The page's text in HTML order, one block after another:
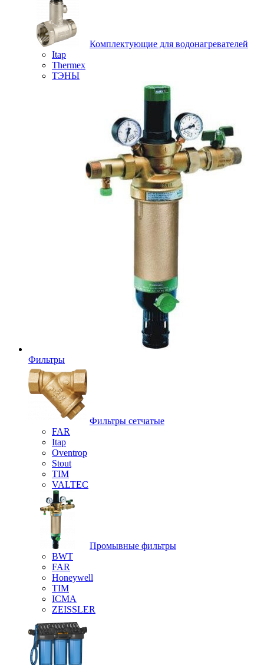
Комплектующие для водонагревателей
Itap
Thermex
ТЭНЫ
Фильтры
Фильтры сетчатые
FAR
Itap
Oventrop
Stout
TIM
VALTEC
Промывные фильтры
BWT
FAR
Honeywell
TIM
ICMA
ZEISSLER